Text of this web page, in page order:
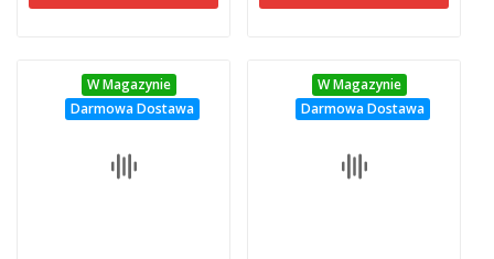
W Magazynie
Darmowa Dostawa
W Magazynie
Darmowa Dostawa